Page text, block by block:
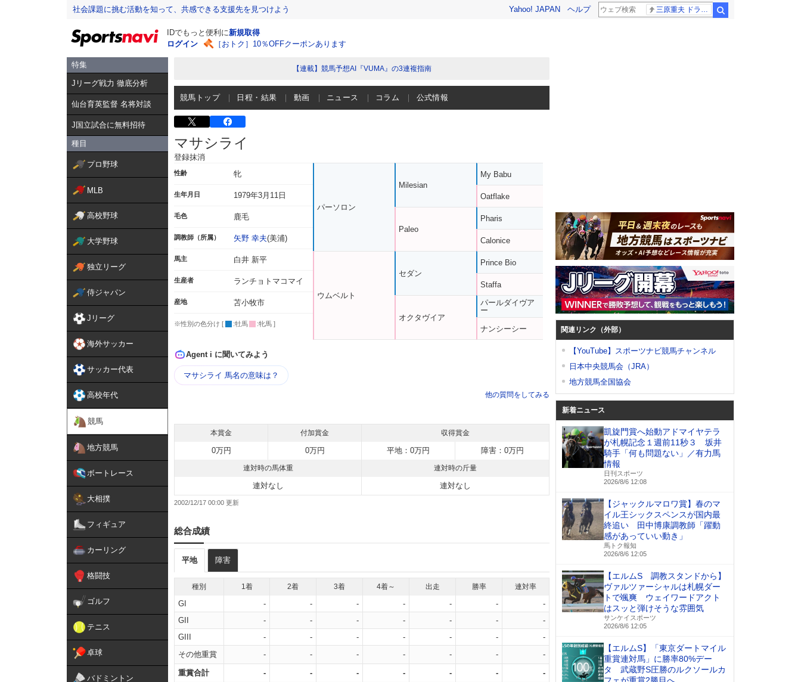
社会課題に挑む活動を知って、共感できる支援先を見つけよう Yahoo! JAPAN ヘルプ
IDでもっと便利に新規取得
ログイン
［おトク］10％OFFクーポンあります
特集
Jリーグ戦力 徹底分析
仙台育英監督 名将対談
J国立試合に無料招待
種目
プロ野球
MLB
高校野球
大学野球
独立リーグ
侍ジャパン
Jリーグ
海外サッカー
サッカー代表
高校年代
競馬
地方競馬
ボートレース
大相撲
フィギュア
カーリング
格闘技
ゴルフ
テニス
卓球
バドミントン
【連載】競馬予想AI『VUMA』の3連複指南
競馬トップ 日程・結果 動画 ニュース コラム 公式情報
マサシライ
登録抹消
性齢 牝
生年月日 1979年3月11日
毛色 鹿毛
調教師（所属） 矢野 幸夫(美浦)
馬主 白井 新平
生産者 ランチョトマコマイ
産地 苫小牧市
※性別の色分け [ :牡馬 :牝馬 ]
パーソロン
ウムベルト
Milesian
Paleo
セダン
オクタヴイア
My Babu
Oatflake
Pharis
Calonice
Prince Bio
Staffa
パールダイヴア
ー
ナンシーシー
Agent i に聞いてみよう
マサシライ 馬名の意味は？
他の質問をしてみる
本賞金 付加賞金 収得賞金
0万円 0万円 平地：0万円 障害：0万円
連対時の馬体重 連対時の斤量
連対なし 連対なし
2002/12/17 00:00
総合成績
平地 障害
種別 1着 2着 3着 4着～ 出走 勝率 連対率
GI - - - - - -
-
GII
- - - - - -
-
GIII
- - - - - -
-
その他重賞
- - - - - - -
重賞合計 - - - - - - -
関連リンク（外部）
【YouTube】スポーツナビ競馬チャンネル
日本中央競馬会（JRA）
地方競馬全国協会
新着ニュース
凱旋門賞へ始動アドマイヤテラ
が札幌記念１週前11秒３ 坂井
騎手「何も問題ない」／有力馬
情報
日刊スポーツ
2026/8/6 12:08
【ジャックルマロワ賞】春のマ
イル王シックスペンスが国内最
終追い 田中博康調教師「躍動
感があっていい動き」
馬トク報知
2026/8/6 12:05
【エルムS 調教スタンドから】
ヴァルツァーシャルは札幌ダー
トで颯爽 ウェイワードアクト
はスッと弾けそうな雰囲気
サンケイスポーツ
2026/8/6 12:05
【エルムS】「東京ダートマイル
重賞連対馬」に勝率80%デー
タ 武蔵野S圧勝のルクソールカ